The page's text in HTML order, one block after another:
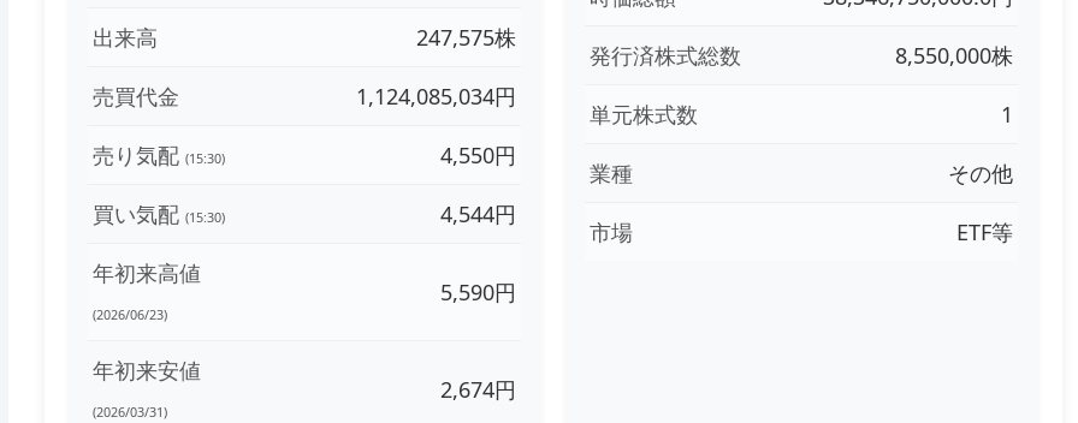
出来高 247,575株
売買代金 1,124,085,034円
売り気配 (15:30) 4,550円
買い気配 (15:30) 4,544円
年初来高値
(2026/06/23)
5,590円
年初来安値
(2026/03/31)
2,674円
発行済株式総数 8,550,000株
単元株式数 1
業種 その他
市場 ETF等